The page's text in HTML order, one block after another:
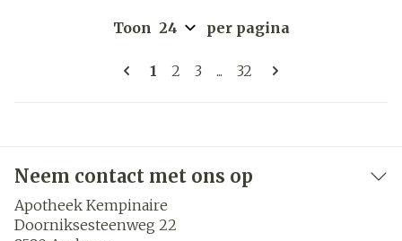
Pagina's
U lees momenteel pagina
1 Pagina
2 Pagina
3 ... Pagina
32
Toon per pagina
Neem contact met ons op
Apotheek Kempinaire
Doorniksesteenweg 22